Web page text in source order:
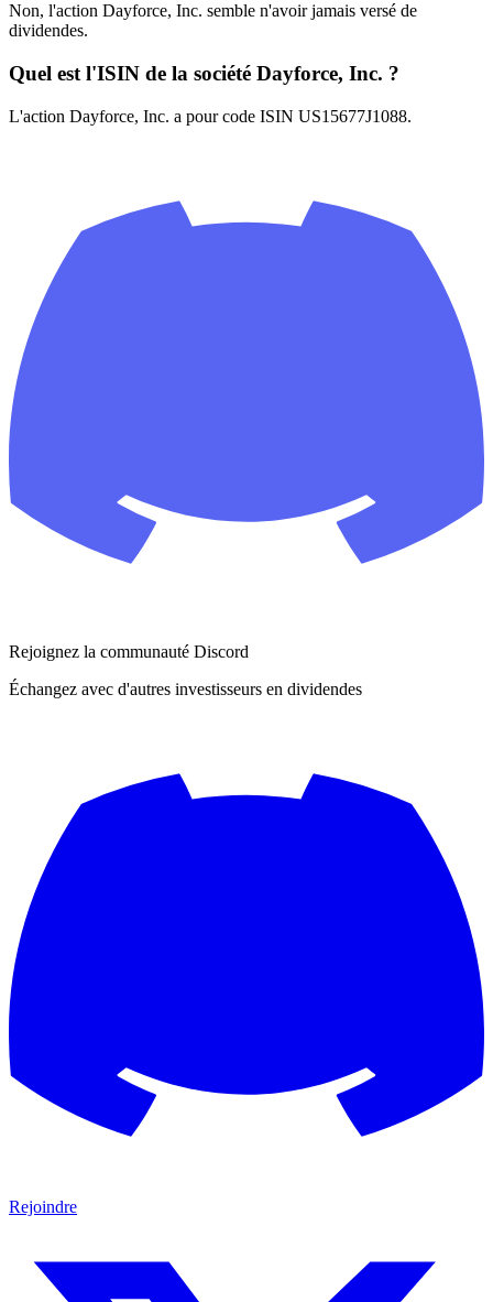
Non, l'action Dayforce, Inc. semble n'avoir jamais versé de
dividendes.
Quel est l'ISIN de la société Dayforce, Inc. ?
L'action Dayforce, Inc. a pour code ISIN US15677J1088.
Rejoignez la communauté Discord
Échangez avec d'autres investisseurs en dividendes
Rejoindre